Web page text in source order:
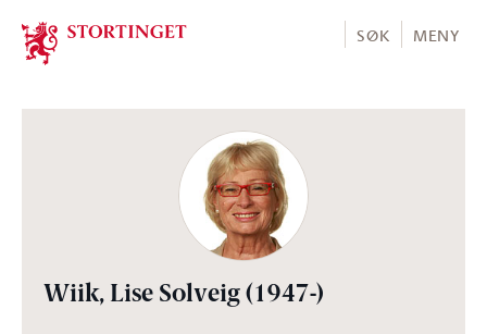
Stortinget.no
SØK MENY
Wiik, Lise Solveig (1947-)